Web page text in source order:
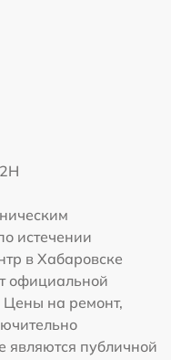
истечении
в Хабаровске
официальной
Цены на ремонт,
являются публичной